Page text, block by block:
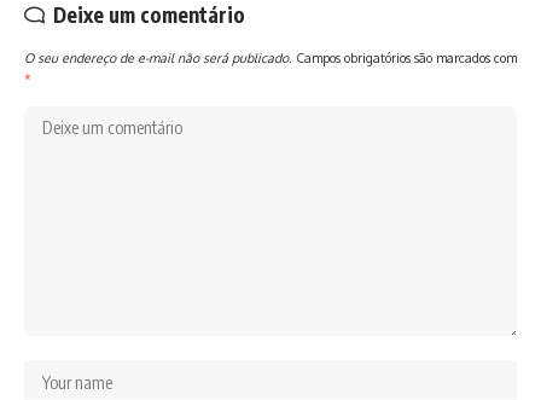
Deixe um comentário
O seu endereço de e-mail não será publicado. Campos obrigatórios são marcados com
*